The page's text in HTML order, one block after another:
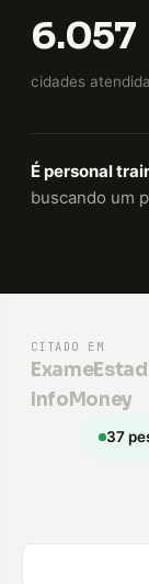
6.057
cidades
É personal
buscando um
CITADO EM
Exame
InfoMoney
37